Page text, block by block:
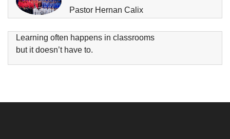
Pastor Hernan Calix
Learning often happens in classrooms
but it doesn’t have to.